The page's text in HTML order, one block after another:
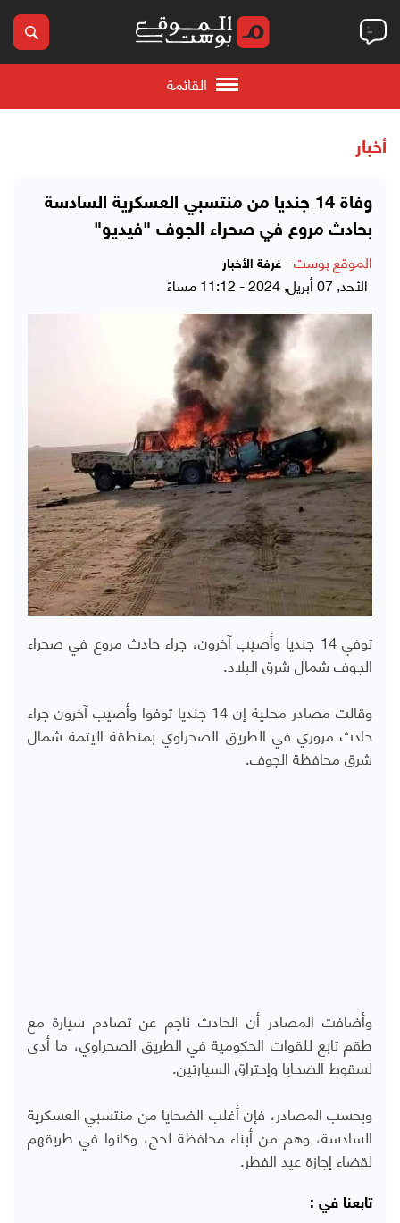
القائمة
أخبار
وفاة 14 جنديا من منتسبي العسكرية السادسة
بحادث مروع في صحراء الجوف "فيديو"
الموقع بوست- غرفة الأخبار
الأحد, 07 أبريل, 2024 - 11:12 مساءً
توفي 14 جنديا وأصيب آخرون، جراء حادث مروع في صحراء
الجوف شمال شرق البلاد.
وقالت مصادر محلية إن 14 جنديا توفوا وأصيب آخرون جراء
حادث مروري في الطريق الصحراوي بمنطقة اليتمة شمال
شرق محافظة الجوف.
وأضافت المصادر أن الحادث ناجم عن تصادم سيارة مع
طقم تابع للقوات الحكومية في الطريق الصحراوي، ما أدى
لسقوط الضحايا وإحتراق السيارتين.
وبحسب المصادر، فإن أغلب الضحايا من منتسبي العسكرية
السادسة، وهم من أبناء محافظة لحج، وكانوا في طريقهم
لقضاء إجازة عيد الفطر.
تابعنا في :